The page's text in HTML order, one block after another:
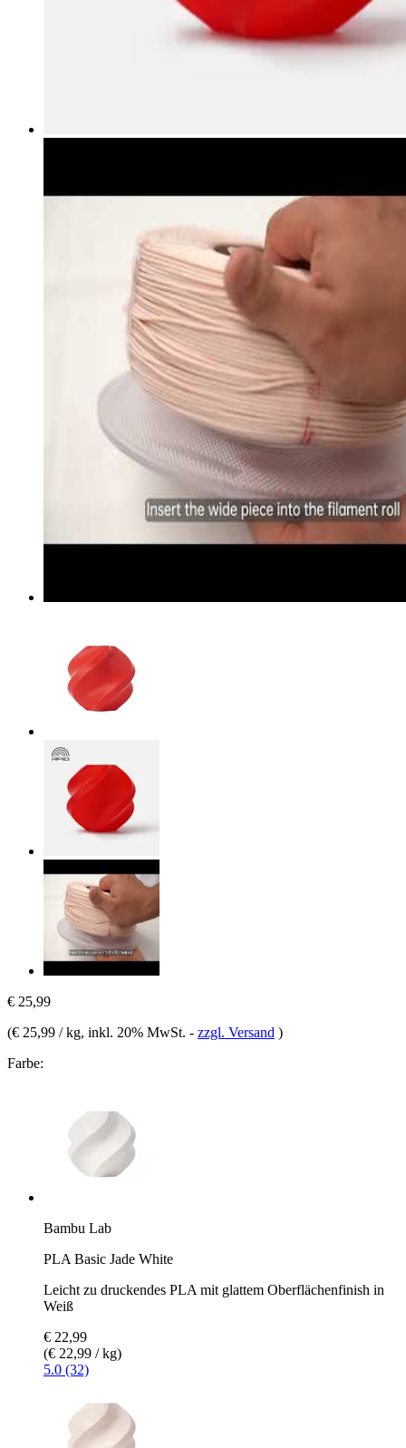
€ 25,99
(€ 25,99 / kg, inkl. 20% MwSt. - zzgl. Versand )
Farbe:
Bambu Lab
PLA Basic Jade White
Leicht zu druckendes PLA mit glattem Oberflächenfinish in
Weiß
€ 22,99
(€ 22,99 / kg)
5.0 (32)